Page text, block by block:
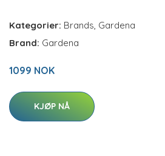
Kategorier: Brands, Gardena
Brand: Gardena
1099 NOK
KJØP NÅ